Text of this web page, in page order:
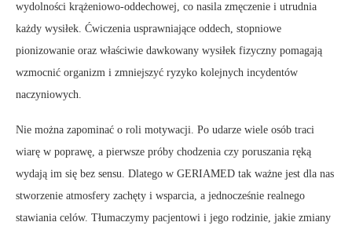
wydolności krążeniowo-oddechowej, co nasila zmęczenie i utrudnia
każdy wysiłek. Ćwiczenia usprawniające oddech, stopniowe
pionizowanie oraz właściwie dawkowany wysiłek fizyczny pomagają
wzmocnić organizm i zmniejszyć ryzyko kolejnych incydentów
naczyniowych.
Nie można zapominać o roli motywacji. Po udarze wiele osób traci
wiarę w poprawę, a pierwsze próby chodzenia czy poruszania ręką
wydają im się bez sensu. Dlatego w GERIAMED tak ważne jest dla nas
stworzenie atmosfery zachęty i wsparcia, a jednocześnie realnego
stawiania celów. Tłumaczymy pacjentowi i jego rodzinie, jakie zmiany